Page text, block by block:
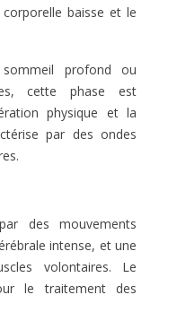
baisse et le
profond ou
cette phase est
physique et la
par des ondes
des mouvements
intense, et une
volontaires. Le
le traitement des